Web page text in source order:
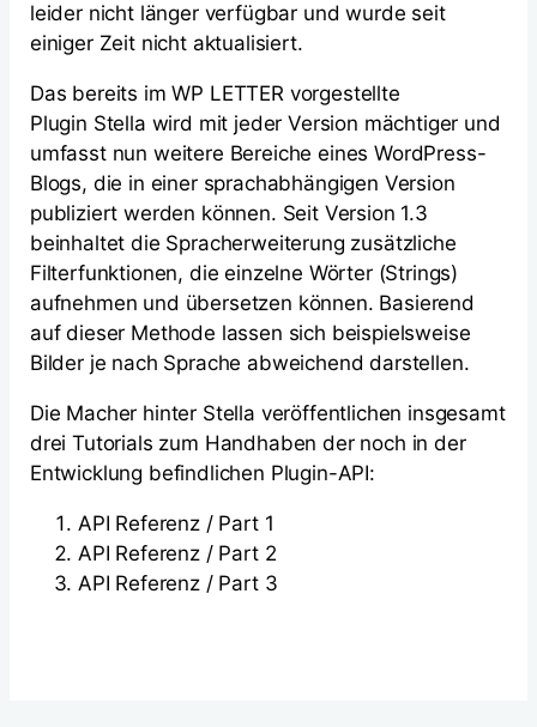
leider nicht länger verfügbar und wurde seit
einiger Zeit nicht aktualisiert.
Das bereits im WP LETTER vorgestellte
Plugin Stella wird mit jeder Version mächtiger und
umfasst nun weitere Bereiche eines WordPress-
Blogs, die in einer sprachabhängigen Version
publiziert werden können. Seit Version 1.3
beinhaltet die Spracherweiterung zusätzliche
Filterfunktionen, die einzelne Wörter (Strings)
aufnehmen und übersetzen können. Basierend
auf dieser Methode lassen sich beispielsweise
Bilder je nach Sprache abweichend darstellen.
Die Macher hinter Stella veröffentlichen insgesamt
drei Tutorials zum Handhaben der noch in der
Entwicklung befindlichen Plugin-API:
API Referenz / Part 1
API Referenz / Part 2
API Referenz / Part 3